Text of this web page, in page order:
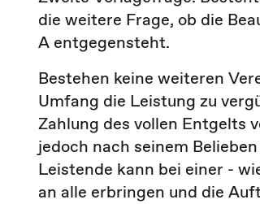
die weitere Frage, ob die
A entgegensteht.
Bestehen keine weiteren
Umfang die Leistung zu
Zahlung des vollen Entgelts
jedoch nach seinem
Leistende kann bei einer -
an alle erbringen und die